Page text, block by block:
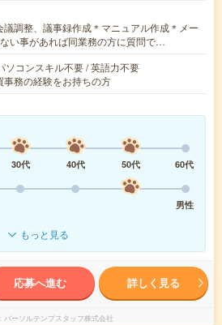
議調整、議事録作成＊マニュアル作成＊メー
い事があれば同業務の方に質問で…
ソコンスキル不要 / 英語力不要
事務の経験をお持ちの方
30代 40代 50代
60代
男性
もっと見る
応募へ進む 詳しく見る
パーソルテンプスタッフ株式会社